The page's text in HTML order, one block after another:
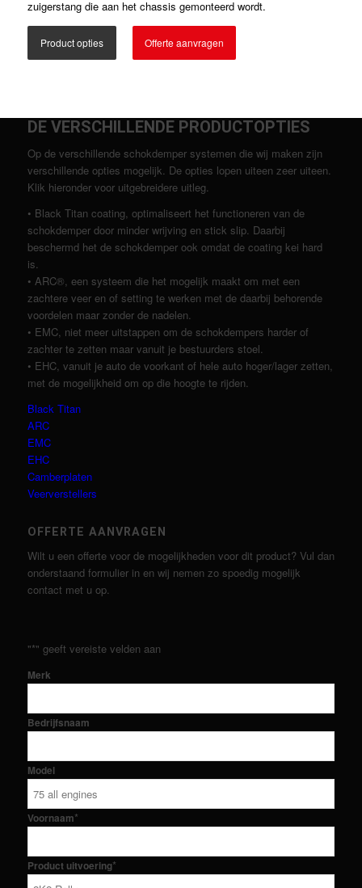
zuigerstang die aan het chassis gemonteerd wordt.
Product opties Offerte aanvragen
DE VERSCHILLENDE PRODUCTOPTIES
Op de verschillende schokdemper systemen die wij maken zijn
verschillende opties mogelijk. De opties lopen uiteen zeer uiteen.
Klik hieronder voor uitgebreidere uitleg.
• Black Titan coating, optimaliseert het functioneren van de
schokdemper door minder wrijving en stick slip. Daarbij
beschermd het de schokdemper ook omdat de coating kei hard
is.
• ARC®, een systeem die het mogelijk maakt om met een
zachtere veer en of setting te werken met de daarbij behorende
voordelen maar zonder de nadelen.
• EMC, niet meer uitstappen om de schokdempers harder of
zachter te zetten maar vanuit je bestuurders stoel.
• EHC, vanuit je auto de voorkant of hele auto hoger/lager zetten,
met de mogelijkheid om op die hoogte te rijden.
Black Titan
ARC
EMC
EHC
Camberplaten
Veerverstellers
OFFERTE AANVRAGEN
Wilt u een offerte voor de mogelijkheden voor dit product? Vul dan
onderstaand formulier in en wij nemen zo spoedig mogelijk
contact met u op.
"*" geeft vereiste velden aan
Merk
Bedrijfsnaam
Model
Voornaam*
Product uitvoering*